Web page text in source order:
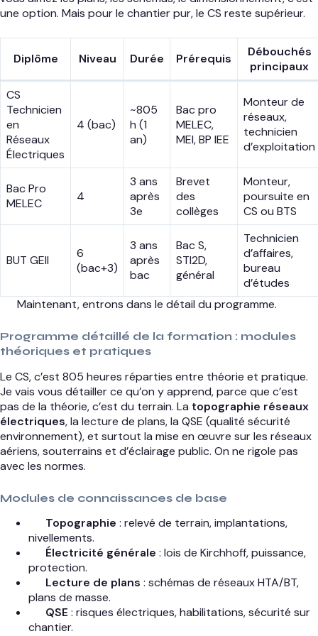
une option. Mais pour le chantier pur, le CS reste supérieur.
Diplôme Niveau Durée Prérequis
Débouchés
principaux
CS
Technicien
en
Réseaux
Électriques
4 (bac)
~805
h (1
an)
Bac pro
MELEC,
MEI, BP IEE
Monteur de
réseaux,
technicien
d’exploitation
Bac Pro
MELEC
4
3 ans
après
3e
Brevet
des
collèges
Monteur,
poursuite en
CS ou BTS
BUT GEII
6
(bac+3)
3 ans
après
bac
Bac S,
STI2D,
général
Technicien
d’affaires,
bureau
d’études
Maintenant, entrons dans le détail du programme.
Programme détaillé de la formation : modules
théoriques et pratiques
Le CS, c’est 805 heures réparties entre théorie et pratique.
Je vais vous détailler ce qu’on y apprend, parce que c’est
pas de la théorie, c’est du terrain. La topographie réseaux
électriques, la lecture de plans, la QSE (qualité sécurité
environnement), et surtout la mise en œuvre sur les réseaux
aériens, souterrains et d’éclairage public. On ne rigole pas
avec les normes.
Modules de connaissances de base
Topographie : relevé de terrain, implantations,
nivellements.
Électricité générale : lois de Kirchhoff, puissance,
protection.
Lecture de plans : schémas de réseaux HTA/BT,
plans de masse.
QSE : risques électriques, habilitations, sécurité sur
chantier.